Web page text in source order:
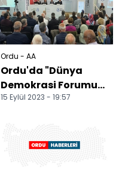
Ordu - AA
Ordu'da "Dünya
Demokrasi Forumu"
panellerle devam
15 Eylül 2023 - 19:57